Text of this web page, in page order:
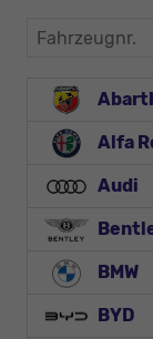
Fahrzeugnr.
Alfa
Audi
BMW
BYD